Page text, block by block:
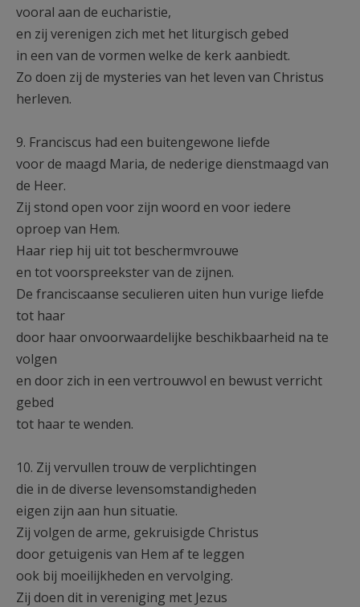
vooral aan de eucharistie,
en zij verenigen zich met het liturgisch gebed
in een van de vormen welke de kerk aanbiedt.
Zo doen zij de mysteries van het leven van Christus
herleven.
9. Franciscus had een buitengewone liefde
voor de maagd Maria, de nederige dienstmaagd van
de Heer.
Zij stond open voor zijn woord en voor iedere
oproep van Hem.
Haar riep hij uit tot beschermvrouwe
en tot voorspreekster van de zijnen.
De franciscaanse seculieren uiten hun vurige liefde
tot haar
door haar onvoorwaardelijke beschikbaarheid na te
volgen
en door zich in een vertrouwvol en bewust verricht
gebed
tot haar te wenden.
10. Zij vervullen trouw de verplichtingen
die in de diverse levensomstandigheden
eigen zijn aan hun situatie.
Zij volgen de arme, gekruisigde Christus
door getuigenis van Hem af te leggen
ook bij moeilijkheden en vervolging.
Zij doen dit in vereniging met Jezus